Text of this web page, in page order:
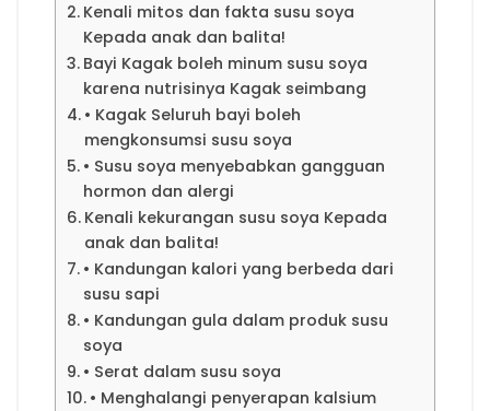
Kenali mitos dan fakta susu soya
Kepada anak dan balita!
Bayi Kagak boleh minum susu soya
karena nutrisinya Kagak seimbang
• Kagak Seluruh bayi boleh
mengkonsumsi susu soya
• Susu soya menyebabkan gangguan
hormon dan alergi
Kenali kekurangan susu soya Kepada
anak dan balita!
• Kandungan kalori yang berbeda dari
susu sapi
• Kandungan gula dalam produk susu
soya
• Serat dalam susu soya
• Menghalangi penyerapan kalsium